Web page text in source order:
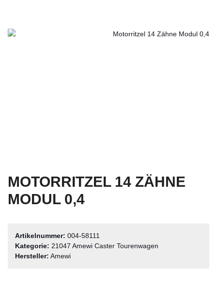
MOTORRITZEL 14 ZÄHNE
MODUL 0,4
Artikelnummer: 004-58111
Kategorie: 21047 Amewi Caster Tourenwagen
Hersteller: Amewi